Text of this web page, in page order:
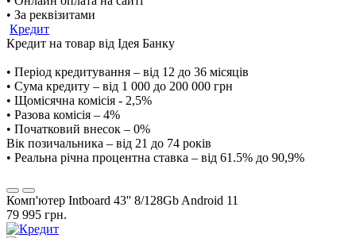
• За реквізитами
Кредит
Кредит на товар від Ідея Банку
• Період кредитування – від 12 до 36 місяців
• Сума кредиту – від 1 000 до 200 000 грн
• Щомісячна комісія - 2,5%
• Разова комісія – 4%
• Початковий внесок – 0%
Вік позичальника – від 21 до 74 років
• Реальна річна процентна ставка – від 61.5% до 90,9%
Комп'ютер Intboard 43'' 8/128Gb Android 11
79 995 грн.